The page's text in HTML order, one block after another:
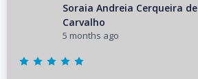
Soraia Andreia Cerqueira de
Carvalho
5 months ago